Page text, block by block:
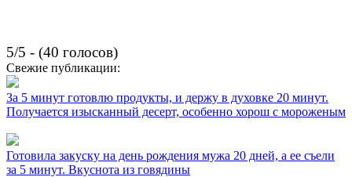
5/5 - (40 голосов)
Свежие публикации:
За 5 минут готовлю продукты, и держу в духовке 20 минут.
Получается изысканный десерт, особенно хорош с мороженым
Готовила закуску на день рождения мужа 20 дней, а ее съели
за 5 минут. Вкуснота из говядины